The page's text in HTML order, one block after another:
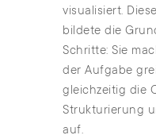
visualisiert.
bildete die
Schritte: Sie
der Aufgabe
gleichzeitig die
Strukturierung
auf.